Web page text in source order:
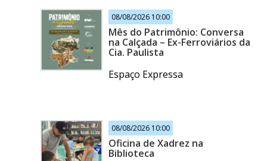
08/08/2026 10:00
Mês do Patrimônio: Conversa
na Calçada – Ex-Ferroviários da
Cia. Paulista
Espaço Expressa
08/08/2026 10:00
Oficina de Xadrez na
Biblioteca